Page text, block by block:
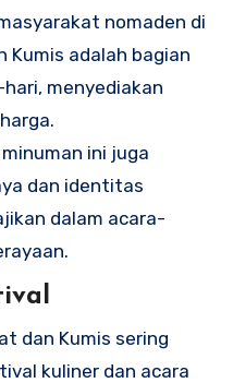
nomaden di
Kumis adalah bagian
menyediakan
minuman ini juga
dan identitas
dalam acara-
dan Kumis sering
kuliner dan acara